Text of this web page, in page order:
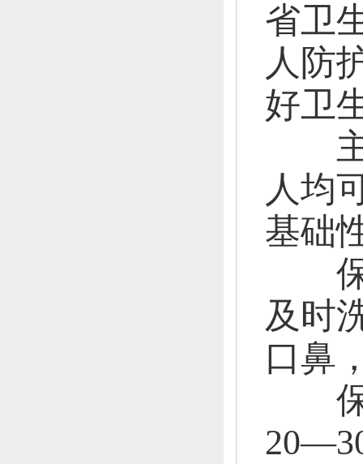
省卫
人防
好卫
主
人均
基础
保
及时
口鼻
保